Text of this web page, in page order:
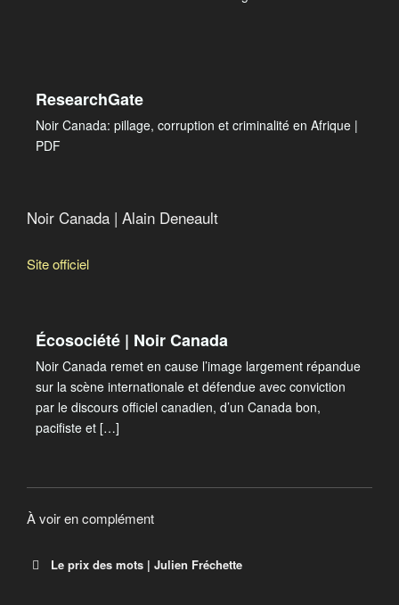
ResearchGate
Noir Canada: pillage, corruption et criminalité en Afrique |
PDF
Noir Canada | Alain Deneault
Site officiel
Écosociété | Noir Canada
Noir Canada remet en cause l’image largement répandue
sur la scène internationale et défendue avec conviction
par le discours officiel canadien, d’un Canada bon,
pacifiste et […]
À voir en complément
Le prix des mots | Julien Fréchette